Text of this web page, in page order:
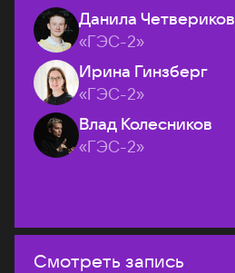
Данила Четвериков
«ГЭС-2»
Ирина Гинзберг
«ГЭС-2»
Влад Колесников
«ГЭС-2»
Смотреть запись